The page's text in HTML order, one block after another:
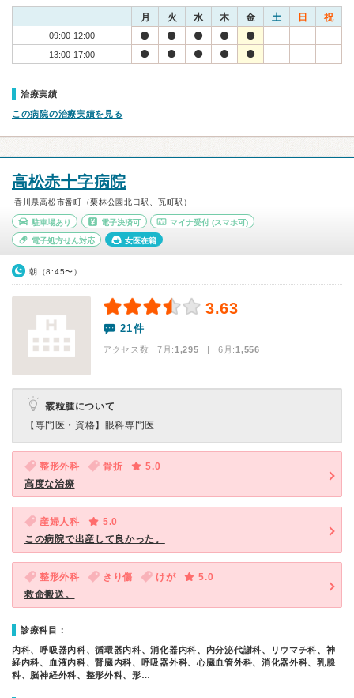
月 火 水 木 金 土 日 祝
09:00-12:00
13:00-17:00
治療実績
この病院の治療実績を見る
高松赤十字病院
香川県高松市番町（栗林公園北口駅、瓦町駅）
駐車場あり 電子決済可 マイナ受付 (スマホ可)
電子処方せん対応 女医在籍
朝（8:45〜）
3.63
21件
アクセス数 7月:1,295 | 6月:1,556
霰粒腫について
【専門医・資格】 眼科専門医
整形外科 骨折
5.0
高度な治療
産婦人科
5.0
この病院で出産して良かった。
整形外科 きり傷 けが
5.0
救命搬送。
診療科目：
内科、呼吸器内科、循環器内科、消化器内科、内分泌代謝科、リウマチ科、神
経内科、血液内科、腎臓内科、呼吸器外科、心臓血管外科、消化器外科、乳腺
科、脳神経外科、整形外科、形…